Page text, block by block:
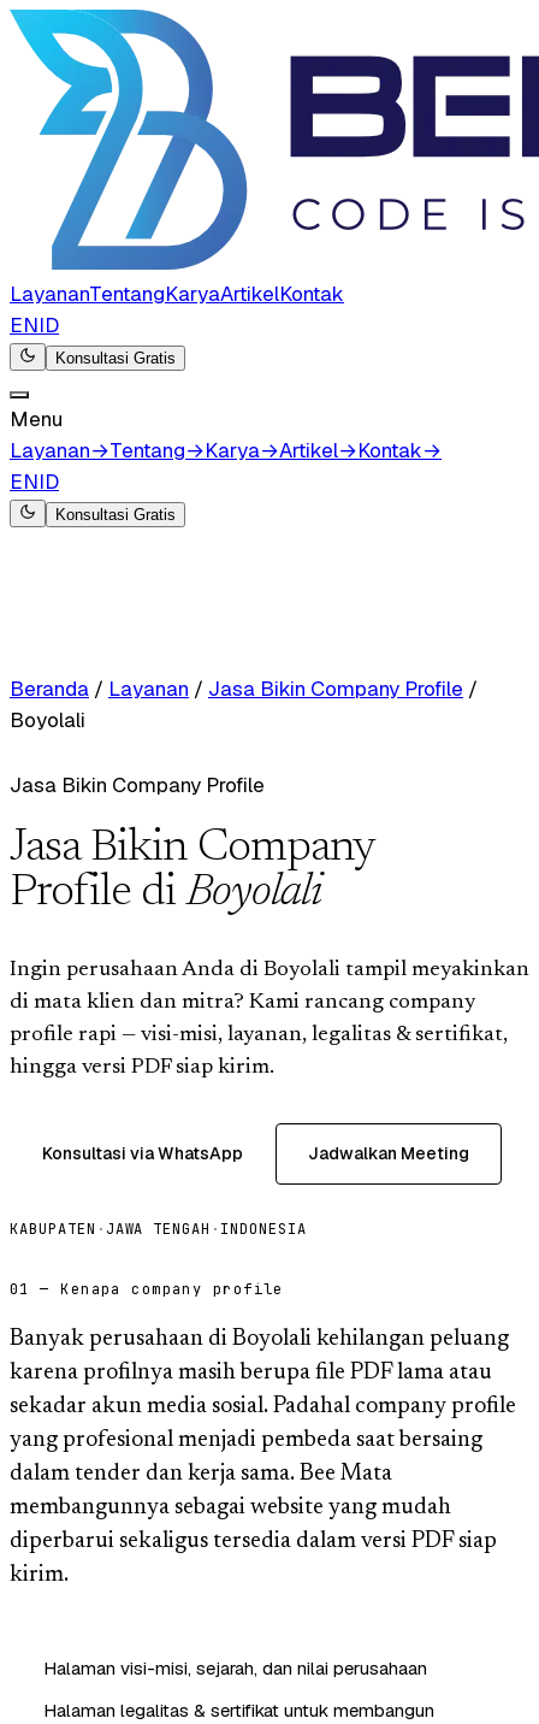
LayananTentangKaryaArtikelKontak
ENID
Konsultasi Gratis
Menu
Layanan→Tentang→Karya→Artikel→Kontak→
ENID
Konsultasi Gratis
Beranda / Layanan / Jasa Bikin Company Profile /
Boyolali
Jasa Bikin Company Profile
Jasa Bikin Company
Profile diBoyolali
Ingin perusahaan Anda di Boyolali tampil meyakinkan
di mata klien dan mitra? Kami rancang company
profile rapi — visi-misi, layanan, legalitas & sertifikat,
hingga versi PDF siap kirim.
Konsultasi via WhatsApp Jadwalkan Meeting
KABUPATEN · JAWA TENGAH · INDONESIA
01 — Kenapa company profile
Banyak perusahaan di Boyolali kehilangan peluang
karena profilnya masih berupa file PDF lama atau
sekadar akun media sosial. Padahal company profile
yang profesional menjadi pembeda saat bersaing
dalam tender dan kerja sama. Bee Mata
membangunnya sebagai website yang mudah
diperbarui sekaligus tersedia dalam versi PDF siap
kirim.
Halaman visi-misi, sejarah, dan nilai perusahaan
Halaman legalitas & sertifikat untuk membangun